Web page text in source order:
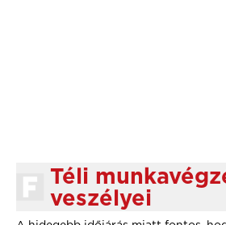
Téli
veszélyei